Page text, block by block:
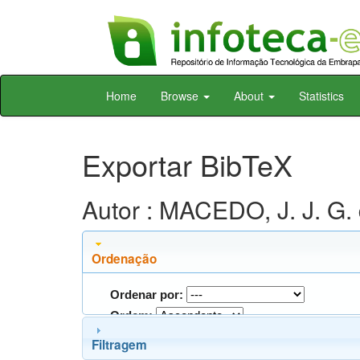
Skip
Home Browse About Statistics
Exportar BibTeX
Autor : MACEDO, J. J. G.
Ordenação
Ordenar por:
Ordem:
Filtragem